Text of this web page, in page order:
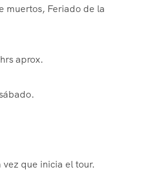
muertos, Feriado de la
aprox.
vez que inicia el tour.